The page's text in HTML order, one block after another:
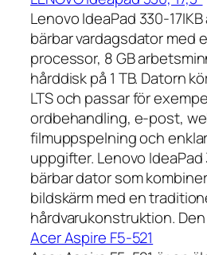
Lenovo IdeaPad 330-
bärbar vardagsdator med
processor, 8 GB
hårddisk på 1 TB. Datorn
LTS och passar för
ordbehandling, e-post,
filmuppspelning och
uppgifter. Lenovo IdeaPad
bärbar dator som
bildskärm med en
hårdvarukonstruktion.
Acer Aspire F5-521